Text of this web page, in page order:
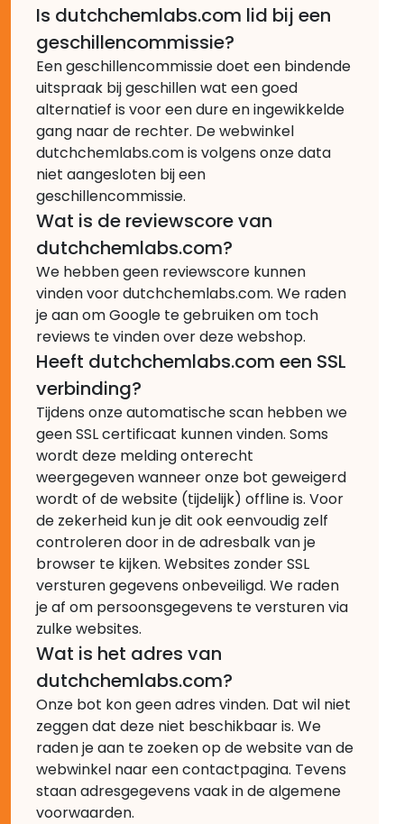
Is dutchchemlabs.com lid bij een
geschillencommissie?
Een geschillencommissie doet een bindende
uitspraak bij geschillen wat een goed
alternatief is voor een dure en ingewikkelde
gang naar de rechter. De webwinkel
dutchchemlabs.com is volgens onze data
niet aangesloten bij een
geschillencommissie.
Wat is de reviewscore van
dutchchemlabs.com?
We hebben geen reviewscore kunnen
vinden voor dutchchemlabs.com. We raden
je aan om Google te gebruiken om toch
reviews te vinden over deze webshop.
Heeft dutchchemlabs.com een SSL
verbinding?
Tijdens onze automatische scan hebben we
geen SSL certificaat kunnen vinden. Soms
wordt deze melding onterecht
weergegeven wanneer onze bot geweigerd
wordt of de website (tijdelijk) offline is. Voor
de zekerheid kun je dit ook eenvoudig zelf
controleren door in de adresbalk van je
browser te kijken. Websites zonder SSL
versturen gegevens onbeveiligd. We raden
je af om persoonsgegevens te versturen via
zulke websites.
Wat is het adres van
dutchchemlabs.com?
Onze bot kon geen adres vinden. Dat wil niet
zeggen dat deze niet beschikbaar is. We
raden je aan te zoeken op de website van de
webwinkel naar een contactpagina. Tevens
staan adresgegevens vaak in de algemene
voorwaarden.